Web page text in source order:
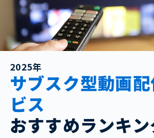
2025年
サブスク型動画
ビス
おすすめランキ